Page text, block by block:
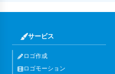
サービス
ロゴ作成
ロゴモーション